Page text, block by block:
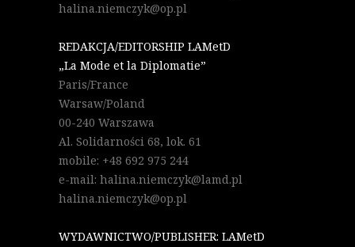
halina.niemczyk@op.pl
REDAKCJA/EDITORSHIP LAMetD
„La Mode et la Diplomatie”
Paris/France
Warsaw/Poland
00-240 Warszawa
Al. Solidarności 68, lok. 61
mobile: +48 692 975 244
e-mail: halina.niemczyk@lamd.pl
halina.niemczyk@op.pl
WYDAWNICTWO/PUBLISHER: LAMetD